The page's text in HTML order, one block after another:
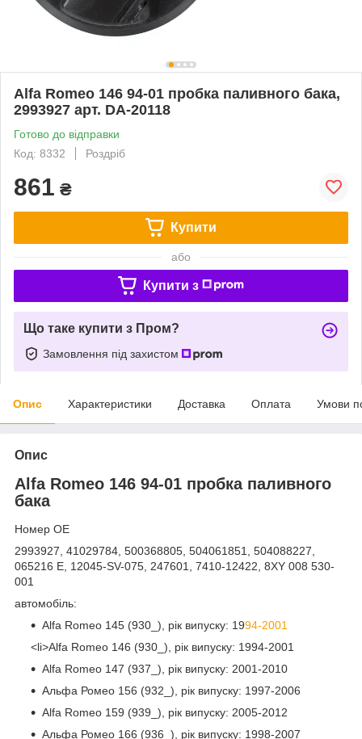
Alfa Romeo 146 94-01 пробка паливного бака,
2993927 арт. DA-20118
Готово до відправки
Код: 8332
Роздріб
861 ₴
Купити
або
Купити з
Що таке купити з Пром?
Замовлення під захистом
Опис Характеристики Доставка Оплата Умови
Опис
Alfa Romeo 146 94-01 пробка паливного
бака
Номер OE
2993927, 41029784, 500368805, 504061851, 504088227,
065216 E, 12045-SV-075, 247601, 7410-12422, 8XY 008 530-
001
автомобіль:
Alfa Romeo 145 (930_), рік випуску: 1994-2001
<li>Alfa Romeo 146 (930_), рік випуску: 1994-2001
Alfa Romeo 147 (937_), рік випуску: 2001-2010
Альфа Ромео 156 (932_), рік випуску: 1997-2006
Alfa Romeo 159 (939_), рік випуску: 2005-2012
Альфа Ромео 166 (936_), рік випуску: 1998-2007